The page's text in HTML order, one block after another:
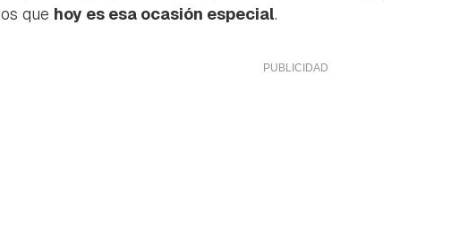
que hoy es esa ocasión especial.